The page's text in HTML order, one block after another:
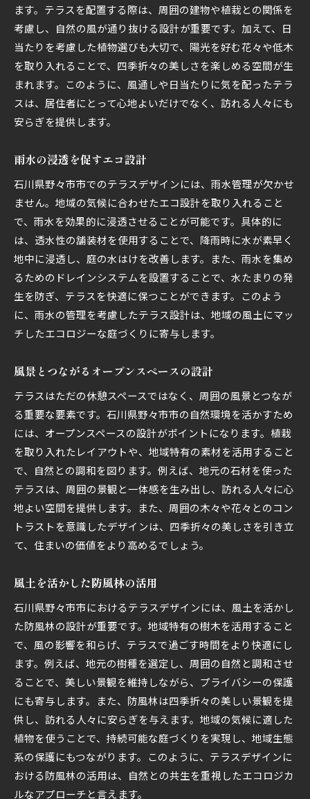
ます。テラスを配置する際は、周囲の建物や植栽との関係を
考慮し、自然の風が通り抜ける設計が重要です。加えて、日
当たりを考慮した植物選びも大切で、陽光を好む花々や低木
を取り入れることで、四季折々の美しさを楽しめる空間が生
まれます。このように、風通しや日当たりに気を配ったテラ
スは、居住者にとって心地よいだけでなく、訪れる人々にも
安らぎを提供します。
雨水の浸透を促すエコ設計
石川県野々市市でのテラスデザインには、雨水管理が欠かせ
ません。地域の気候に合わせたエコ設計を取り入れること
で、雨水を効果的に浸透させることが可能です。具体的に
は、透水性の舗装材を使用することで、降雨時に水が素早く
地中に浸透し、庭の水はけを改善します。また、雨水を集め
るためのドレインシステムを設置することで、水たまりの発
生を防ぎ、テラスを快適に保つことができます。このよう
に、雨水の管理を考慮したテラス設計は、地域の風土にマッ
チしたエコロジーな庭づくりに寄与します。
風景とつながるオープンスペースの設計
テラスはただの休憩スペースではなく、周囲の風景とつなが
る重要な要素です。石川県野々市市の自然環境を活かすため
には、オープンスペースの設計がポイントになります。植栽
を取り入れたレイアウトや、地域特有の素材を活用すること
で、自然との調和を図ります。例えば、地元の石材を使った
テラスは、周囲の景観と一体感を生み出し、訪れる人々に心
地よい空間を提供します。また、周囲の木々や花々とのコン
トラストを意識したデザインは、四季折々の美しさを引き立
て、住まいの価値をより高めるでしょう。
風土を活かした防風林の活用
石川県野々市市におけるテラスデザインには、風土を活かし
た防風林の設計が重要です。地域特有の樹木を活用すること
で、風の影響を和らげ、テラスで過ごす時間をより快適にし
ます。例えば、地元の樹種を選定し、周囲の自然と調和させ
ることで、美しい景観を維持しながら、プライバシーの保護
にも寄与します。また、防風林は四季折々の美しい景観を提
供し、訪れる人々に安らぎを与えます。地域の気候に適した
植物を使うことで、持続可能な庭づくりを実現し、地域生態
系の保護にもつながります。このように、テラスデザインに
おける防風林の活用は、自然との共生を重視したエコロジカ
ルなアプローチと言えます。